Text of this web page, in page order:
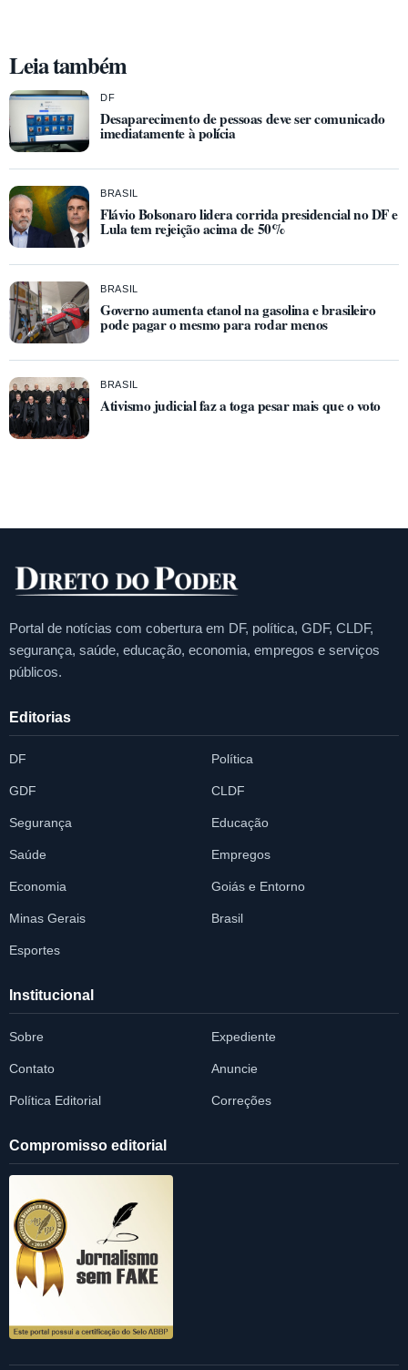
Leia também
DF
Desaparecimento de pessoas deve ser comunicado
imediatamente à polícia
BRASIL
Flávio Bolsonaro lidera corrida presidencial no DF e
Lula tem rejeição acima de 50%
BRASIL
Governo aumenta etanol na gasolina e brasileiro
pode pagar o mesmo para rodar menos
BRASIL
Ativismo judicial faz a toga pesar mais que o voto
Portal de notícias com cobertura em DF, política, GDF, CLDF,
segurança, saúde, educação, economia, empregos e serviços
públicos.
Editorias
DF Política
GDF CLDF
Segurança Educação
Saúde Empregos
Economia Goiás e Entorno
Minas Gerais Brasil
Esportes
Institucional
Sobre Expediente
Contato Anuncie
Política Editorial Correções
Compromisso editorial